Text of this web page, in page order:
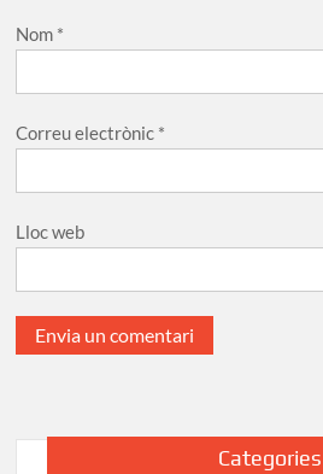
Nom *
Correu electrònic *
Lloc web
Categories